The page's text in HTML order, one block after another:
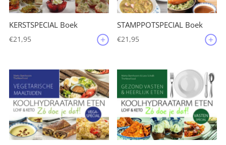
KERSTSPECIAL Boek
€21,95
STAMPPOTSPECIAL Boek
€21,95